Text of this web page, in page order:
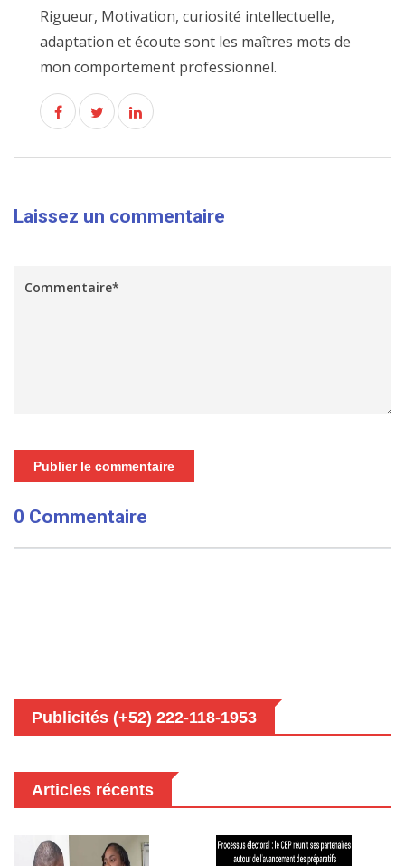
Rigueur, Motivation, curiosité intellectuelle,
adaptation et écoute sont les maîtres mots de
mon comportement professionnel.
Laissez un commentaire
Publier le commentaire
0 Commentaire
Publicités (+52) 222-118-1953
Articles récents